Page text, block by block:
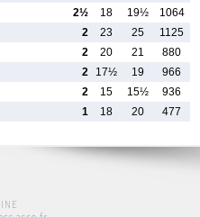
2½ 18 19½
1064
2 23 25
1125
2 20 21
880
2 17½ 19
966
2 15 15½
936
1 18 20 477